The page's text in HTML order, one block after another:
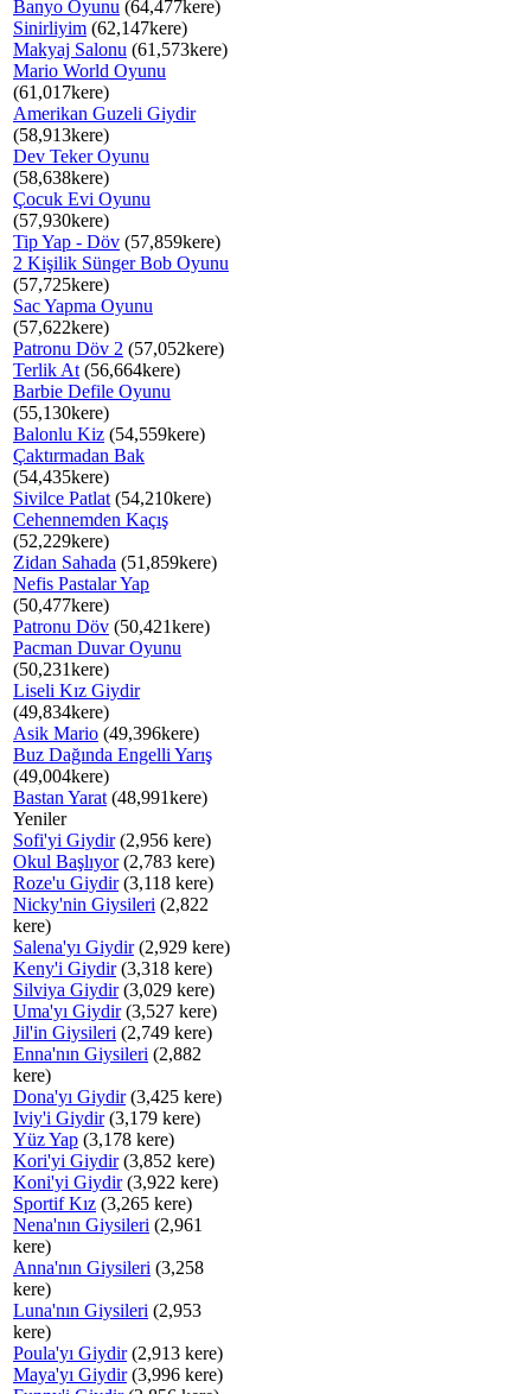
Banyo Oyunu (64,477kere)
Sinirliyim (62,147kere)
Makyaj Salonu (61,573kere)
Mario World Oyunu
(61,017kere)
Amerikan Guzeli Giydir
(58,913kere)
Dev Teker Oyunu
(58,638kere)
Çocuk Evi Oyunu
(57,930kere)
Tip Yap - Döv (57,859kere)
2 Kişilik Sünger Bob Oyunu
(57,725kere)
Sac Yapma Oyunu
(57,622kere)
Patronu Döv 2 (57,052kere)
Terlik At (56,664kere)
Barbie Defile Oyunu
(55,130kere)
Balonlu Kiz (54,559kere)
Çaktırmadan Bak
(54,435kere)
Sivilce Patlat (54,210kere)
Cehennemden Kaçış
(52,229kere)
Zidan Sahada (51,859kere)
Nefis Pastalar Yap
(50,477kere)
Patronu Döv (50,421kere)
Pacman Duvar Oyunu
(50,231kere)
Liseli Kız Giydir
(49,834kere)
Asik Mario (49,396kere)
Buz Dağında Engelli Yarış
(49,004kere)
Bastan Yarat (48,991kere)
Yeniler
Sofi'yi Giydir(2,956 kere)
Okul Başlıyor(2,783 kere)
Roze'u Giydir(3,118 kere)
Nicky'nin Giysileri (2,822
kere)
Salena'yı Giydir(2,929 kere)
Keny'i Giydir(3,318 kere)
Silviya Giydir(3,029 kere)
Uma'yı Giydir(3,527 kere)
Jil'in Giysileri (2,749 kere)
Enna'nın Giysileri (2,882
kere)
Dona'yı Giydir(3,425 kere)
Iviy'i Giydir(3,179 kere)
Yüz Yap (3,178 kere)
Kori'yi Giydir(3,852 kere)
Koni'yi Giydir(3,922 kere)
Sportif Kız (3,265 kere)
Nena'nın Giysileri (2,961
kere)
Anna'nın Giysileri (3,258
kere)
Luna'nın Giysileri (2,953
kere)
Poula'yı Giydir(2,913 kere)
Maya'yı Giydir(3,996 kere)